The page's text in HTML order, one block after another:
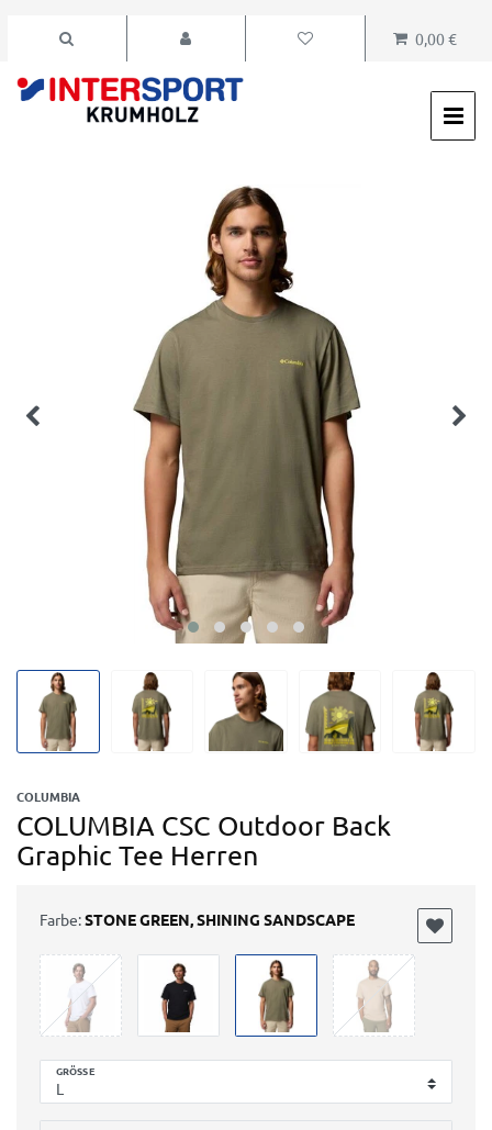
0,00 €
COLUMBIA
COLUMBIA CSC Outdoor Back
Graphic Tee Herren
GRÖSSE
Farbe:STONE GREEN, SHINING SANDSCAPE